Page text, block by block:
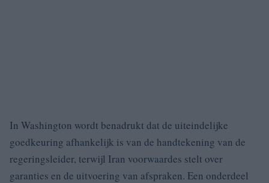
In Washington wordt benadrukt dat de uiteindelijke
goedkeuring afhankelijk is van de handtekening van de
regeringsleider, terwijl Iran voorwaardes stelt over
garanties en de uitvoering van afspraken. Een onderdeel